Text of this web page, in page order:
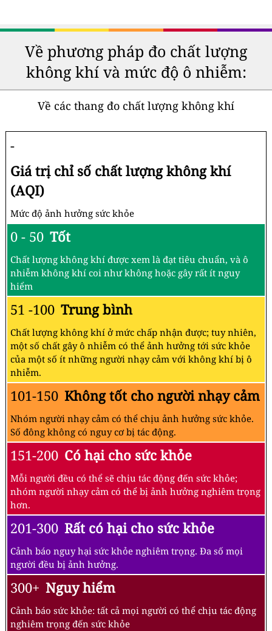
Về phương pháp đo chất lượng
không khí và mức độ ô nhiễm:
Về các thang đo chất lượng không khí
-
Giá trị chỉ số chất lượng không khí
(AQI)
Mức độ ảnh hưởng sức khỏe
0 - 50 Tốt
Chất lượng không khí được xem là đạt tiêu chuẩn, và ô
nhiễm không khí coi như không hoặc gây rất ít nguy
hiểm
51 -100 Trung bình
Chất lượng không khí ở mức chấp nhận được; tuy nhiên,
một số chất gây ô nhiễm có thể ảnh hưởng tới sức khỏe
của một số ít những người nhạy cảm với không khí bị ô
nhiễm.
101-150 Không tốt cho người nhạy cảm
Nhóm người nhạy cảm có thể chịu ảnh hưởng sức khỏe.
Số đông không có nguy cơ bị tác động.
151-200 Có hại cho sức khỏe
Mỗi người đều có thể sẽ chịu tác động đến sức khỏe;
nhóm người nhạy cảm có thể bị ảnh hưởng nghiêm trọng
hơn.
201-300 Rất có hại cho sức khỏe
Cảnh báo nguy hại sức khỏe nghiêm trọng. Đa số mọi
người đều bị ảnh hưởng.
300+ Nguy hiểm
Cảnh báo sức khỏe: tất cả mọi người có thể chịu tác động
nghiêm trọng đến sức khỏe